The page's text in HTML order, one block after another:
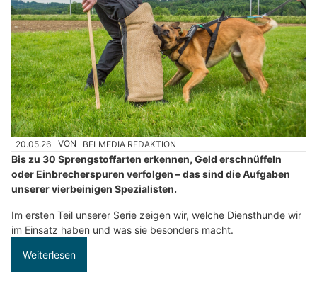
20.05.26 VON BELMEDIA REDAKTION
Bis zu 30 Sprengstoffarten erkennen, Geld erschnüffeln
oder Einbrecherspuren verfolgen – das sind die Aufgaben
unserer vierbeinigen Spezialisten.
Im ersten Teil unserer Serie zeigen wir, welche Diensthunde wir
im Einsatz haben und was sie besonders macht.
Weiterlesen